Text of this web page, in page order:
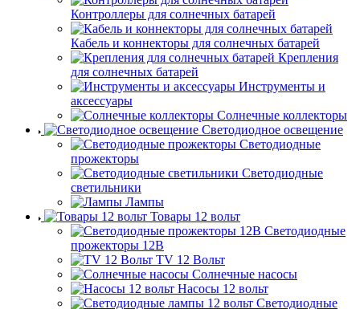
Контроллеры для солнечных батарей
Кабель и коннекторы для солнечных батарей
Крепления
для солнечных батарей
Инструменты и
аксессуары
Солнечные коллекторы
Светодиодное освещение
Светодиодные
прожекторы
Светодиодные
светильники
Лампы
Товары 12 вольт
Светодиодные
прожекторы 12В
TV 12 Вольт
Солнечные насосы
Насосы 12 вольт
Светодиодные